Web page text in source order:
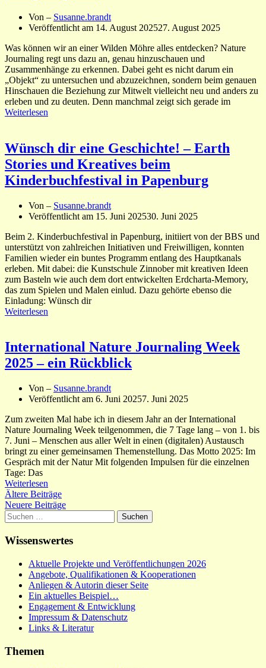
Von – Susanne.brandt
Veröffentlicht am 14. August 202527. August 2025
Was können wir an einer Wilden Möhre alles entdecken? Nature
Journaling regt uns dazu an, genau hinzuschauen und
Zusammenhänge zu erkennen. Dabei geht es nicht darum ein
„Objekt“ zu untersuchen und abzuzeichnen, sondern beim genauen
Hinschauen die Beziehung zur Mitwelt vielleicht neu und anders zu
erleben und zu deuten. Denn manchmal zeigt sich gerade im
Weiterlesen
Wünsch dir eine Geschichte! – Earth
Stories und Kreatives beim
Kinderbuchfestival in Papenburg
Von – Susanne.brandt
Veröffentlicht am 15. Juni 202530. Juni 2025
Beim 2. Kinderbuchfestival in Papenburg, initiiert von der BBS und
unterstützt von zahlreichen Initiativen und Freiwilligen, konnten
Familien wieder ein buntes Programm entlang des Hauptkanals
erleben. Mit dabei: die Kunstschule Zinnober mit kreativen Ideen
zum Basteln wie auch dem dort entwickelten Erdcharta-Memory,
das zum Spielen und Malen einlud. Dazu gehörte ebenso die
Einladung: Wünsch dir
Weiterlesen
International Nature Journaling Week
2025 – ein Rückblick
Von – Susanne.brandt
Veröffentlicht am 6. Juni 20257. Juni 2025
Zum zweiten Mal habe ich in diesem Jahr an der International
Nature Journaling Week teilgenommen, die 7 Tage lang – von 1. bis
7. Juni – Menschen aus aller Welt in einen (digitalen) Austausch
bringt zu einer gemeinsamen Themenstellung. Das Motto 2025: Im
Gespräch mit der Natur Mit folgenden Impulsen für die einzelnen
Tage: Das
Weiterlesen
Beitragsnavigation
Ältere Beiträge
Neuere Beiträge
Suchen
nach:
Wissenswertes
Aktuelle Projekte und Veröffentlichungen 2026
Angebote, Qualifikationen & Kooperationen
Anliegen & Autorin dieser Seite
Ein aktuelles Beispiel…
Engagement & Entwicklung
Impressum & Datenschutz
Links & Literatur
Themen